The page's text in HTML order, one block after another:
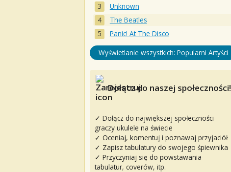
Unknown
The Beatles
Panic! At The Disco
Wyświetlanie wszystkich: Popularni Artyści
Dołącz do naszej społeczności!
✓ Dołącz do największej społeczności
graczy ukulele na świecie
✓ Oceniaj, komentuj i poznawaj przyjaciół
✓ Zapisz tabulatury do swojego śpiewnika
✓ Przyczyniaj się do powstawania
tabulatur, coverów, itp.